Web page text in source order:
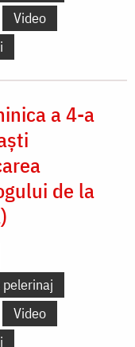
Video
a 4-a
de la
pelerinaj
Video